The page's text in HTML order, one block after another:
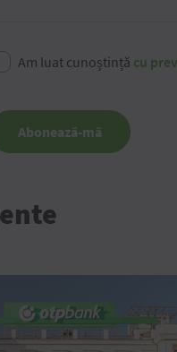
Am luat cunoștință cu
Abonează-mă